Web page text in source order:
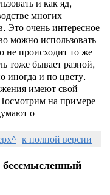
многих
Это очень интересное
можно использовать
не происходит то же
тоже бывает разной,
иногда и по цвету.
имеют свой
на примере
о
к полной версии